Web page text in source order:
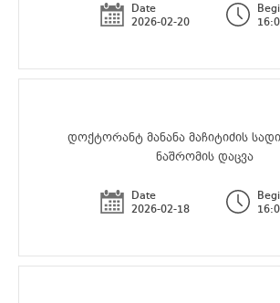
Date
2026-02-20
დოქტორანტ მანანა მაჩიტიძის
ნაშრომის დაცვა
Date
2026-02-18